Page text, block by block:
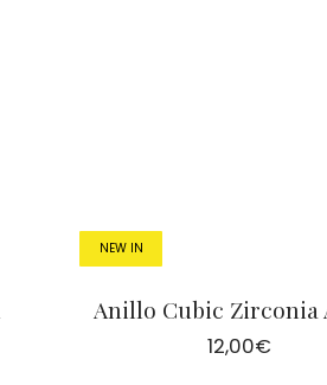
NEW IN
Anillo Cubic Zirconia
12,00€